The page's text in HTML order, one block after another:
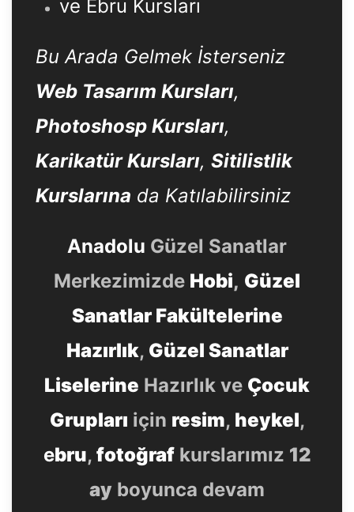
ve Ebru Kursları
Bu Arada Gelmek İsterseniz
Web Tasarım Kursları,
Photoshosp Kursları,
Karikatür Kursları, Sitilistlik
Kurslarına da Katılabilirsiniz
Anadolu Güzel Sanatlar
Merkezimizde Hobi, Güzel
Sanatlar Fakültelerine
Hazırlık, Güzel Sanatlar
Liselerine Hazırlık ve Çocuk
Grupları için resim, heykel,
ebru, fotoğrafkurslarımız 12
ay boyunca devam